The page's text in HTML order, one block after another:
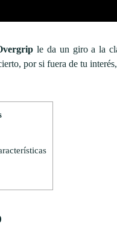
le da un giro a la
por si fuera de tu